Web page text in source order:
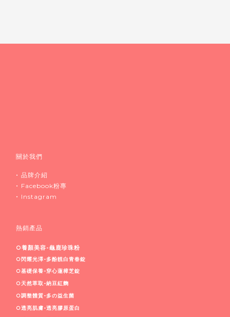
關於我們
• 品牌介紹
• Facebook粉專
• Instagram
熱銷產品
○養顏美容-龜鹿珍珠粉
○閃耀光澤-多酚靚白青春錠
○基礎保養-穿心蓮樟芝錠
○天然萃取-納豆紅麴
○調整體質-多の益生菌
○透亮肌膚-透亮膠原蛋白